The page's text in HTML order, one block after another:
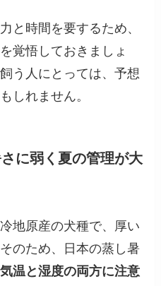
と時間を要するため、
覚悟しておきましょ
う人にとっては、予想
しれません。
に弱く夏の管理が大
地原産の犬種で、厚い
のため、日本の蒸し暑
気温と湿度の両方に注意